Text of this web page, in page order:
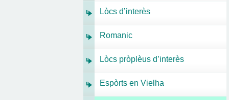
Lòcs d’interès
Romanic
Lòcs pròplèus d’interès
Espòrts en Vielha